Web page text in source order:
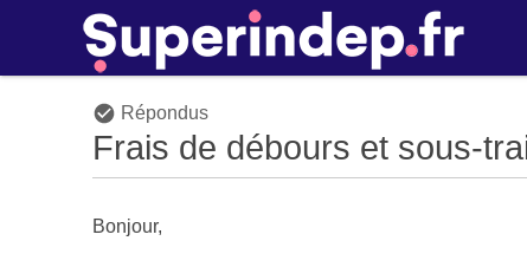
Répondus
Frais de débours et sous-
Bonjour,